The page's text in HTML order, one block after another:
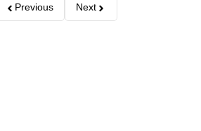
Previous Next